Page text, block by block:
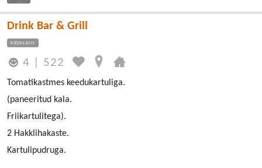
Drink Bar & Grill
KESKLINN
4 522
Tomatikastmes keedukartuliga.
(paneeritud kala.
Friikartulitega).
2 Hakklihakaste.
Kartulipudruga.